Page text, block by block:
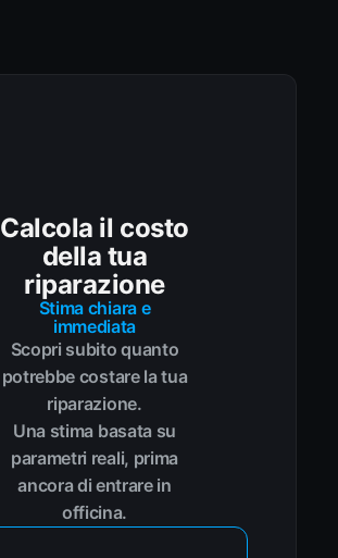
Calcola il costo
della tua
riparazione
Stima chiara e
immediata
Scopri subito quanto
potrebbe costare la tua
riparazione.
Una stima basata su
parametri reali, prima
ancora di entrare in
officina.